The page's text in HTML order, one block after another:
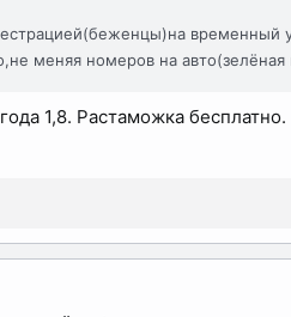
временный
меняя номеров на авто(зелёная
1,8. Растаможка